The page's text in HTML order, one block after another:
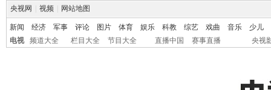
央视网 视频 网站地图
新闻 经济 军事 评论 图片 体育 娱乐 科教 综艺 戏曲 音乐
少儿
电视
频道大全 栏目大全 节目大全 直播中国 赛事直播 央视